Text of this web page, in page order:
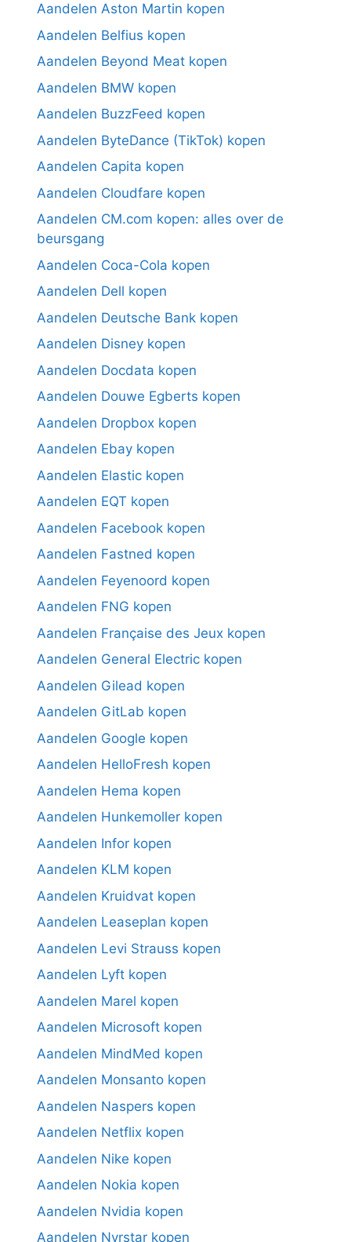
Aandelen Aston Martin kopen
Aandelen Belfius kopen
Aandelen Beyond Meat kopen
Aandelen BMW kopen
Aandelen BuzzFeed kopen
Aandelen ByteDance (TikTok) kopen
Aandelen Capita kopen
Aandelen Cloudfare kopen
Aandelen CM.com kopen: alles over de
beursgang
Aandelen Coca-Cola kopen
Aandelen Dell kopen
Aandelen Deutsche Bank kopen
Aandelen Disney kopen
Aandelen Docdata kopen
Aandelen Douwe Egberts kopen
Aandelen Dropbox kopen
Aandelen Ebay kopen
Aandelen Elastic kopen
Aandelen EQT kopen
Aandelen Facebook kopen
Aandelen Fastned kopen
Aandelen Feyenoord kopen
Aandelen FNG kopen
Aandelen Française des Jeux kopen
Aandelen General Electric kopen
Aandelen Gilead kopen
Aandelen GitLab kopen
Aandelen Google kopen
Aandelen HelloFresh kopen
Aandelen Hema kopen
Aandelen Hunkemoller kopen
Aandelen Infor kopen
Aandelen KLM kopen
Aandelen Kruidvat kopen
Aandelen Leaseplan kopen
Aandelen Levi Strauss kopen
Aandelen Lyft kopen
Aandelen Marel kopen
Aandelen Microsoft kopen
Aandelen MindMed kopen
Aandelen Monsanto kopen
Aandelen Naspers kopen
Aandelen Netflix kopen
Aandelen Nike kopen
Aandelen Nokia kopen
Aandelen Nvidia kopen
Aandelen Nyrstar kopen